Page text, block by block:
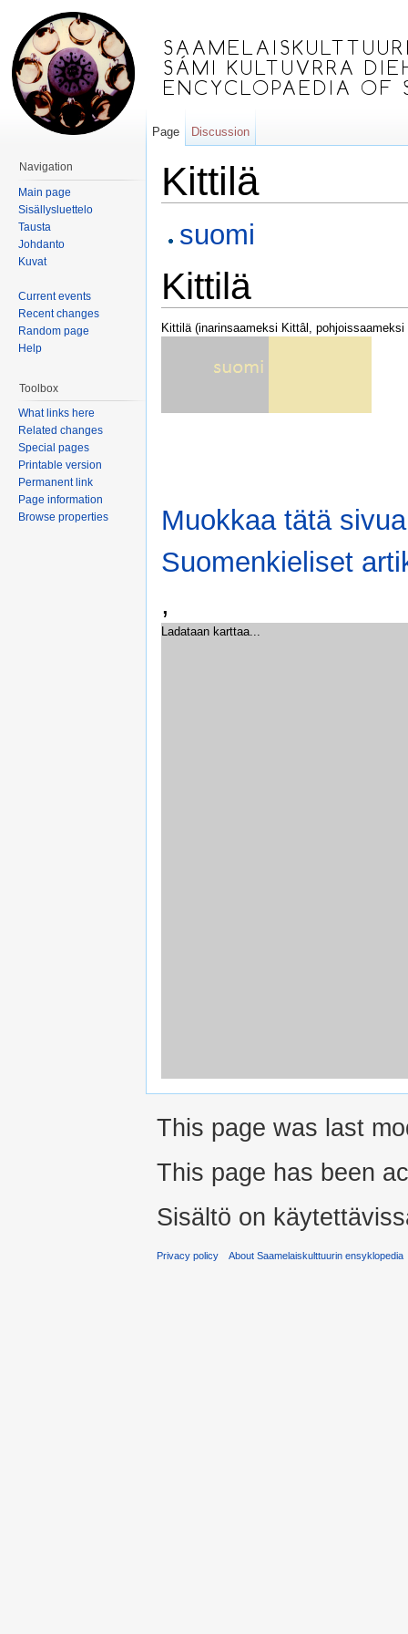
Kittilä
suomi
Kittilä
Kittilä (inarinsaameksi Kittâl,
Muokkaa tätä sivua
Suomenkieliset
,
Ladataan karttaa...
Page Discussion
Navigation
Main page
Sisällysluettelo
Tausta
Johdanto
Kuvat
Current events
Recent changes
Random page
Help
Toolbox
What links here
Related changes
Special pages
Printable version
Permanent link
Page information
Browse properties
This page was last
This page has been
Sisältö on
Privacy policy About Saamelaiskulttuurin ensyklopedia